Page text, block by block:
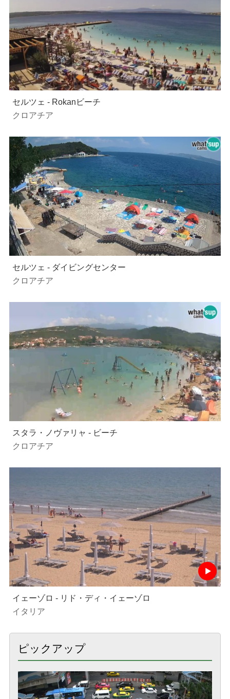
セルツェ - Rokanビーチ
クロアチア
セルツェ - ダイビングセンター
クロアチア
スタラ・ノヴァリャ - ビーチ
クロアチア
イェーゾロ - リド・ディ・イェーゾロ
イタリア
ピックアップ